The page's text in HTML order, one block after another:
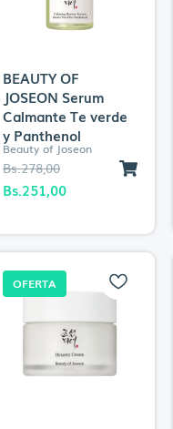
BEAUTY OF
JOSEON Serum
Calmante Te verde
y Panthenol
Beauty of Joseon
Bs.278,00
El
precio
Bs.278,00.
Bs.251,00precio
Bs.251,00.
OFERTA